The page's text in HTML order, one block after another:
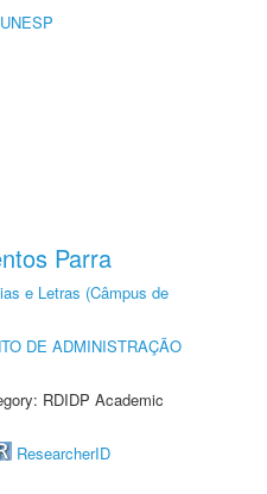
Parra
e Letras (Câmpus de
DE ADMINISTRAÇÃO
RDIDP Academic
ResearcherID